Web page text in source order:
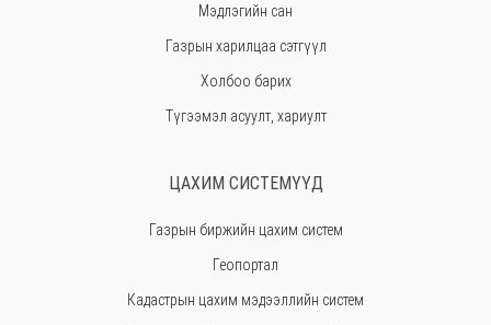
Ховд
Хөвсгөл
Орхон
Сэлэнгэ
Өмнөговь
Увс
Өвөрхангай
Мэдлэгийн сан
Газрын харилцаа сэтгүүл
Холбоо барих
Түгээмэл асуулт, хариулт
ЦАХИМ СИСТЕМҮҮД
Газрын биржийн цахим систем
Геопортал
Кадастрын цахим мэдээллийн систем